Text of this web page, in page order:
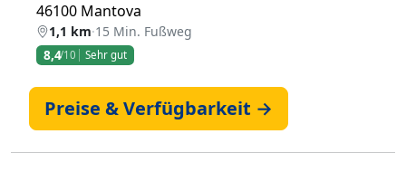
46100 Mantova
1,1 km·15 Min. Fußweg
8,4/10 Sehr gut
Preise & Verfügbarkeit →